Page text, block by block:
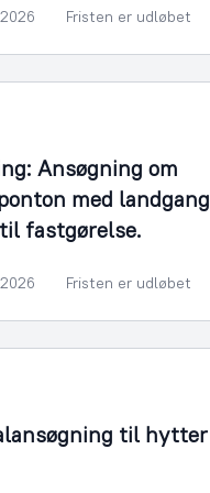
Fristen er udløbet
Ansøgning om
med
fastgørelse.
Fristen er udløbet
til